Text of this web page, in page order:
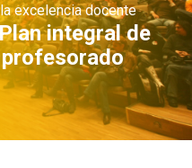
excelencia docente
integral de